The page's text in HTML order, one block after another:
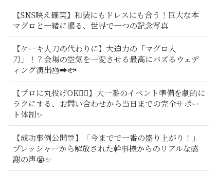
【SNS映え確実】和装にもドレスにも合う！巨大な本
マグロと一緒に撮る、世界で一つの記念写真
【ケーキ入刀の代わりに】大迫力の「マグロ入
刀」！？会場の空気を一変させる最高にバズるウェデ
ィング演出🎂➡️🐟
【プロに丸投げOK🙆‍♂️】大一番のイベント準備を劇的に
ラクにする、お問い合わせから当日までの完全サポー
ト体制✨
【成功事例公開🎊】「今までで一番の盛り上がり！」
プレッシャーから解放された幹事様からのリアルな感
謝の声😭✨